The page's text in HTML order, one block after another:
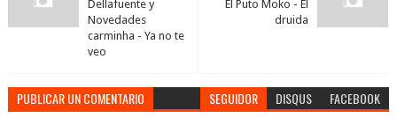
El Puto Moko - El
druida
Dellafuente y
Novedades
carminha - Ya no te
veo
PUBLICAR UN COMENTARIO SEGUIDOR DISQUS FACEBOOK